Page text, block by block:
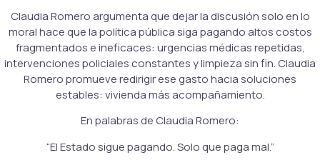
Claudia Romero argumenta que dejar la discusión solo en lo
moral hace que la política pública siga pagando altos costos
fragmentados e ineficaces: urgencias médicas repetidas,
intervenciones policiales constantes y limpieza sin fin. Claudia
Romero promueve redirigir ese gasto hacia soluciones
estables: vivienda más acompañamiento.
En palabras de Claudia Romero:
“El Estado sigue pagando. Solo que paga mal.”